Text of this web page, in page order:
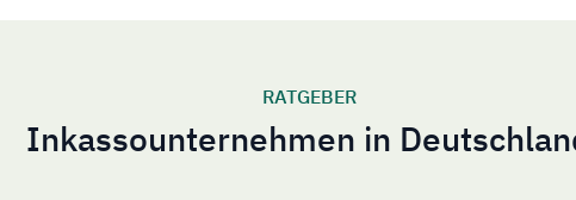
RATGEBER
Inkassounternehmen in